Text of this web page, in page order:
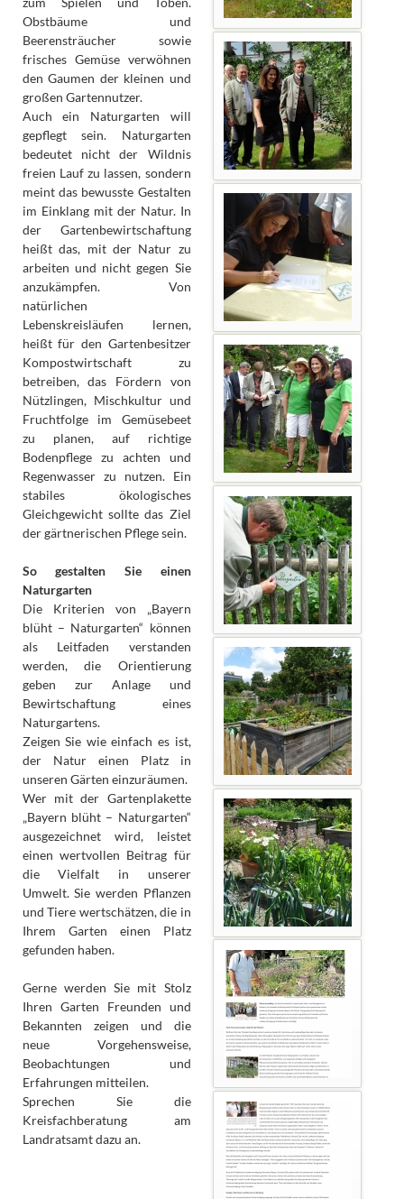
Obstbäume und
Beerensträucher sowie
frisches Gemüse verwöhnen
den Gaumen der kleinen und
großen Gartennutzer.
Auch ein Naturgarten will
gepflegt sein. Naturgarten
bedeutet nicht der Wildnis
freien Lauf zu lassen, sondern
meint das bewusste Gestalten
im Einklang mit der Natur. In
der Gartenbewirtschaftung
heißt das, mit der Natur zu
arbeiten und nicht gegen Sie
anzukämpfen. Von
natürlichen
Lebenskreisläufen lernen,
heißt für den Gartenbesitzer
Kompostwirtschaft zu
betreiben, das Fördern von
Nützlingen, Mischkultur und
Fruchtfolge im Gemüsebeet
zu planen, auf richtige
Bodenpflege zu achten und
Regenwasser zu nutzen. Ein
stabiles ökologisches
Gleichgewicht sollte das Ziel
der gärtnerischen Pflege sein.
So gestalten Sie einen
Naturgarten
Die Kriterien von „Bayern
blüht – Naturgarten“ können
als Leitfaden verstanden
werden, die Orientierung
geben zur Anlage und
Bewirtschaftung eines
Naturgartens.
Zeigen Sie wie einfach es ist,
der Natur einen Platz in
unseren Gärten einzuräumen.
Wer mit der Gartenplakette
„Bayern blüht – Naturgarten“
ausgezeichnet wird, leistet
einen wertvollen Beitrag für
die Vielfalt in unserer
Umwelt. Sie werden Pflanzen
und Tiere wertschätzen, die in
Ihrem Garten einen Platz
gefunden haben.
Gerne werden Sie mit Stolz
Ihren Garten Freunden und
Bekannten zeigen und die
neue Vorgehensweise,
Beobachtungen und
Erfahrungen mitteilen.
Sprechen Sie die
Kreisfachberatung am
Landratsamt dazu an.